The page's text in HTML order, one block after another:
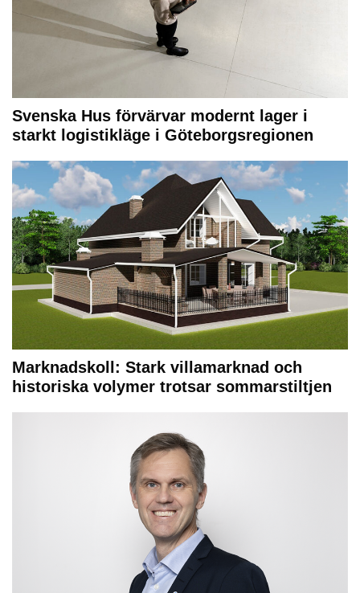
Svenska Hus förvärvar modernt lager i
starkt logistikläge i Göteborgsregionen
Marknadskoll: Stark villamarknad och
historiska volymer trotsar sommarstiltjen